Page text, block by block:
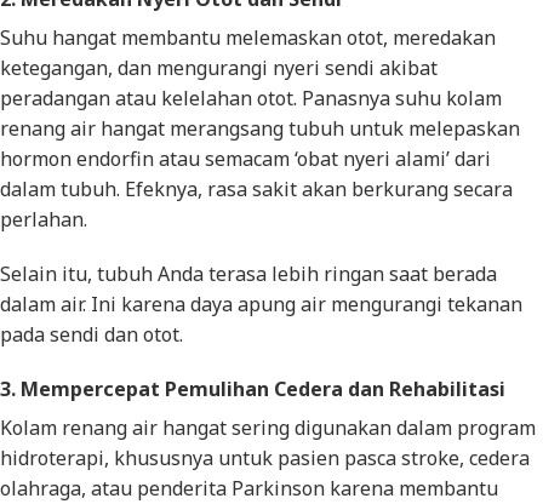
Suhu hangat membantu melemaskan otot, meredakan
ketegangan, dan mengurangi nyeri sendi akibat
peradangan atau kelelahan otot. Panasnya suhu kolam
renang air hangat merangsang tubuh untuk melepaskan
hormon endorfin atau semacam ‘obat nyeri alami’ dari
dalam tubuh. Efeknya, rasa sakit akan berkurang secara
perlahan.
Selain itu, tubuh Anda terasa lebih ringan saat berada
dalam air. Ini karena daya apung air mengurangi tekanan
pada sendi dan otot.
3. Mempercepat Pemulihan Cedera dan Rehabilitasi
Kolam renang air hangat sering digunakan dalam program
hidroterapi, khususnya untuk pasien pasca stroke, cedera
olahraga, atau penderita Parkinson karena membantu